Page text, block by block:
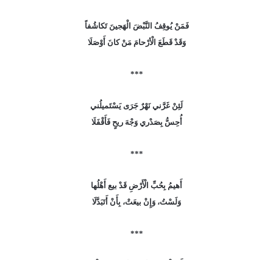
فَمَنْ يُوقِفُ النَّبْضَ الْهَجينَ تَكاشُفاً
وَقَدْ قَطَعَ الْأرْحامَ مَنْ كانَ أَوْصَلَا
***
لَئِنْ غَرَّني نَهْرٌ جَرَى يَسْتَميلُني
أُحِسُّ بِصَدْري وَجْهَ ريحٍ فَأَقْفَلَا
***
أَهيمُ بِحُبِّ الْأَرْضِ قَدْ بيع أَهْلُها
وَلَسْتُ، وَإِنْ بيعَتْ، بِأَنْ أَتَبَدَّلَا
***